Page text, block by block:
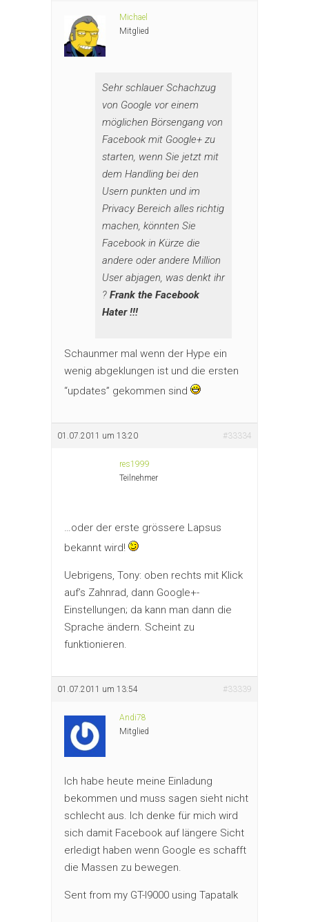
Michael
Mitglied
Sehr schlauer Schachzug
von Google vor einem
möglichen Börsengang von
Facebook mit Google+ zu
starten, wenn Sie jetzt mit
dem Handling bei den
Usern punkten und im
Privacy Bereich alles richtig
machen, könnten Sie
Facebook in Kürze die
andere oder andere Million
User abjagen, was denkt ihr
? Frank the Facebook
Hater !!!
Schaunmer mal wenn der Hype ein
wenig abgeklungen ist und die ersten
“updates” gekommen sind
01.07.2011 um 13:20 #33334
res1999
Teilnehmer
…oder der erste grössere Lapsus
bekannt wird!
Uebrigens, Tony: oben rechts mit Klick
auf’s Zahnrad, dann Google+-
Einstellungen; da kann man dann die
Sprache ändern. Scheint zu
funktionieren.
01.07.2011 um 13:54 #33339
Andi78
Mitglied
Ich habe heute meine Einladung
bekommen und muss sagen sieht nicht
schlecht aus. Ich denke für mich wird
sich damit Facebook auf längere Sicht
erledigt haben wenn Google es schafft
die Massen zu bewegen.
Sent from my GT-I9000 using Tapatalk